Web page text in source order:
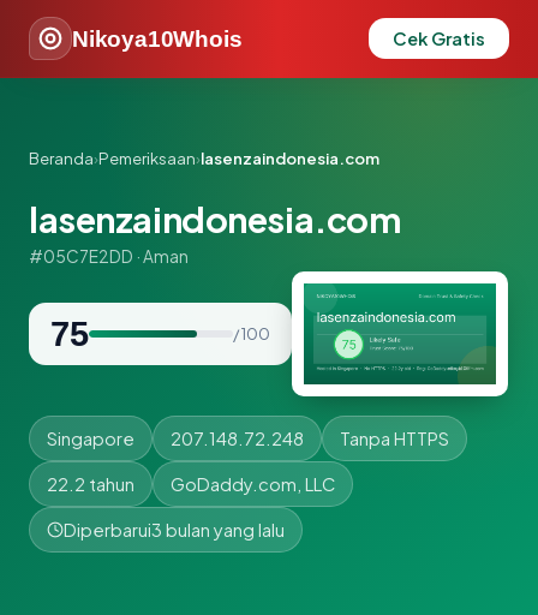
Nikoya10Whois Cek Gratis
Beranda›Pemeriksaan›lasenzaindonesia.com
lasenzaindonesia.com
#05C7E2DD · Aman
75 / 100
Singapore 207.148.72.248 Tanpa HTTPS
22.2 tahun GoDaddy.com, LLC
Diperbarui3 bulan yang lalu